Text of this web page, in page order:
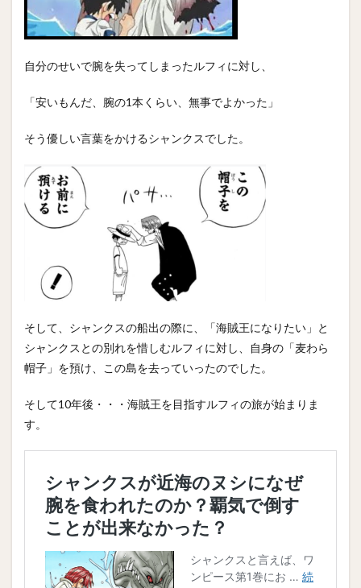
自分のせいで腕を失ってしまったルフィに対し、
「安いもんだ、腕の1本くらい、無事でよかった」
そう優しい言葉をかけるシャンクスでした。
そして、シャンクスの船出の際に、「海賊王になりたい」と
シャンクスとの別れを惜しむルフィに対し、自身の「麦わら
帽子」を預け、この島を去っていったのでした。
そして10年後・・・海賊王を目指すルフィの旅が始まりま
す。